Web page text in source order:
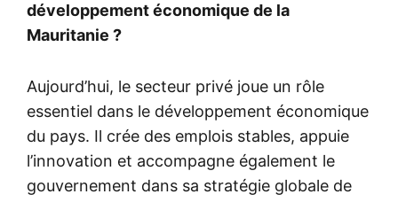
développement économique de la
Mauritanie ?
Aujourd’hui, le secteur privé joue un rôle
essentiel dans le développement économique
du pays. Il crée des emplois stables, appuie
l’innovation et accompagne également le
gouvernement dans sa stratégie globale de